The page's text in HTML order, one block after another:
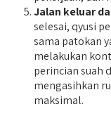
Jalan keluar
selesai, qyusi
sama patokan
melakukan
perincian suah
mengasihkan
maksimal.